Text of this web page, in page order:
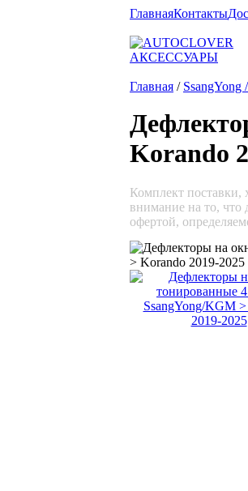
ГлавнаяКонтакты
Главная /
Korando
Комплект поставки,
внимание на то, что
офертой,